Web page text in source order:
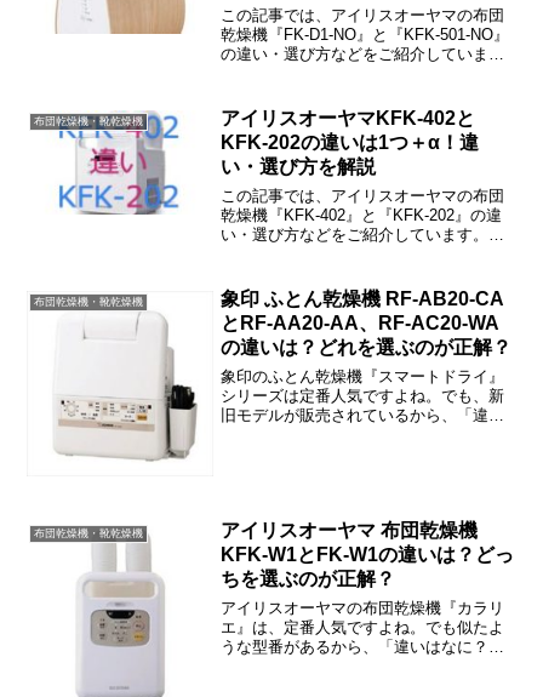
この記事では、アイリスオーヤマの布団
乾燥機『FK-D1-NO』と『KFK-501-NO』
の違い・選び方などをご紹介していま
布団乾燥機・靴乾燥機
アイリスオーヤマKFK-402と
KFK-202の違いは1つ＋α！違
い・選び方を解説
この記事では、アイリスオーヤマの布団
乾燥機『KFK-402』と『KFK-202』の違
い・選び方などをご紹介しています。
あります。
布団乾燥機・靴乾燥機
象印 ふとん乾燥機 RF-AB20-CA
とRF-AA20-AA、RF-AC20-WA
の違いは？どれを選ぶのが正解？
象印のふとん乾燥機『スマートドライ』
シリーズは定番人気ですよね。でも、新
旧モデルが販売されているから、「違い
布団乾燥機・靴乾燥機
アイリスオーヤマ 布団乾燥機
KFK-W1とFK-W1の違いは？どっ
ちを選ぶのが正解？
アイリスオーヤマの布団乾燥機『カラリ
エ』は、定番人気ですよね。でも似たよ
うな型番があるから、「違いはなに？」